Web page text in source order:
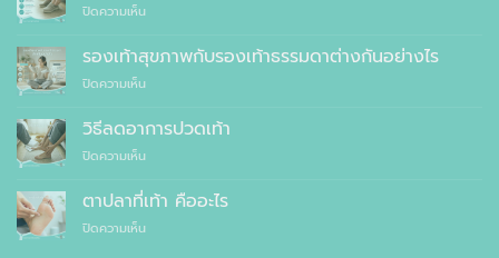
คุณ
สั่ง
ตัด
รองเท้า
สุขภาพ
สำเร็จรูป
ทั่วไป
ปิดความเห็นบน
สูง
อายุ
ควร
รองเท้า
ไหน
รองเท้าสุขภาพกับรองเท้าธรรมดาต่างกันอย่างไร
ปิดความเห็นบน
สุขภาพ
กับ
รองเท้า
ต่าง
อย่างไร
วิธีลดอาการปวดเท้า
ปิดความเห็นบน
ลด
อาการ
ปวด
ตาปลาที่เท้า คืออะไร
ปิดความเห็นบน